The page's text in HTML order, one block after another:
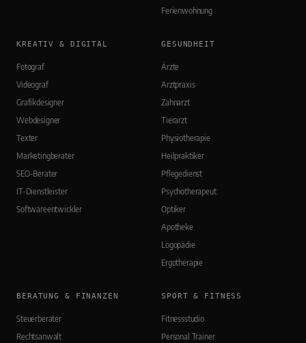
Ferienwohnung
KREATIV & DIGITAL
Fotograf
Videograf
Grafikdesigner
Webdesigner
Texter
Marketingberater
SEO-Berater
IT-Dienstleister
Softwareentwickler
GESUNDHEIT
Ärzte
Arztpraxis
Zahnarzt
Tierarzt
Physiotherapie
Heilpraktiker
Pflegedienst
Psychotherapeut
Optiker
Apotheke
Logopädie
Ergotherapie
BERATUNG & FINANZEN
Steuerberater
Rechtsanwalt
SPORT & FITNESS
Fitnessstudio
Personal Trainer